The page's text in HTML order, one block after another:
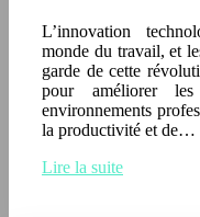
L’innovation
monde du travail, et
garde de cette
pour améliorer
environnements
la productivité et de…
Lire la suite